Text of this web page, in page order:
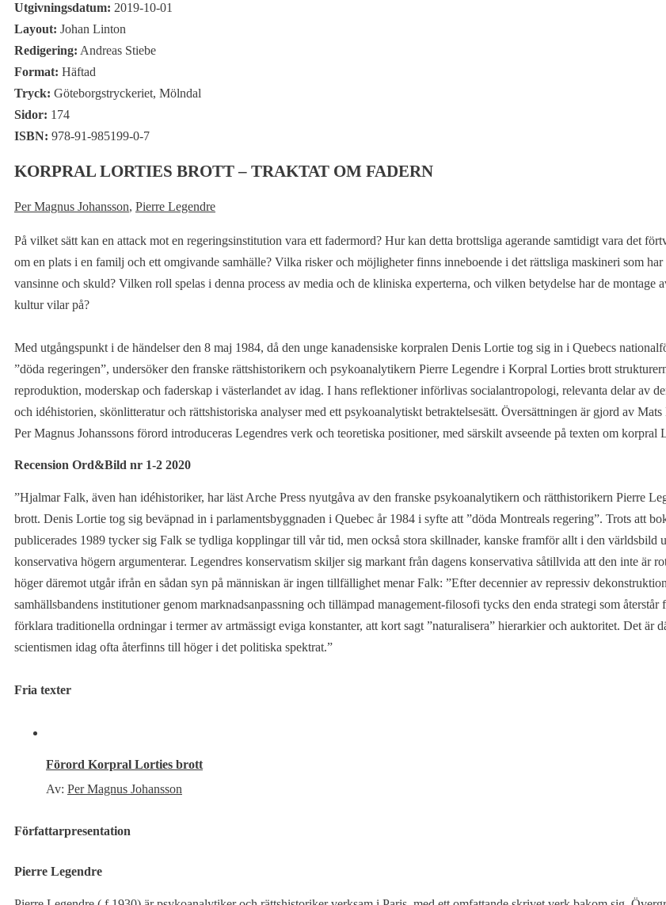
Utgivningsdatum: 2019-10-01
Layout: Johan Linton
Redigering: Andreas Stiebe
Format: Häftad
Tryck: Göteborgstryckeriet, Mölndal
Sidor: 174
ISBN: 978-91-985199-0-7
KORPRAL LORTIES BROTT – TRAKTAT OM FADERN
Per Magnus Johansson, Pierre Legendre
På vilket sätt kan en attack mot en regeringsinstitution vara ett fadermord? Hur kan detta brottsliga agerande samtidigt vara det
om en plats i en familj och ett omgivande samhälle? Vilka risker och möjligheter finns inneboende i det rättsliga maskineri som har
vansinne och skuld? Vilken roll spelas i denna process av media och de kliniska experterna, och vilken betydelse har de montage
kultur vilar på?
Med utgångspunkt i de händelser den 8 maj 1984, då den unge kanadensiske korpralen Denis Lortie tog sig in i Quebecs
”döda regeringen”, undersöker den franske rättshistorikern och psykoanalytikern Pierre Legendre i Korpral Lorties brott
reproduktion, moderskap och faderskap i västerlandet av idag. I hans reflektioner införlivas socialantropologi, relevanta delar av
och idéhistorien, skönlitteratur och rättshistoriska analyser med ett psykoanalytiskt betraktelsesätt. Översättningen är gjord av
Per Magnus Johanssons förord introduceras Legendres verk och teoretiska positioner, med särskilt avseende på texten om korpral
Recension Ord&Bild nr 1-2 2020
”Hjalmar Falk, även han idéhistoriker, har läst Arche Press nyutgåva av den franske psykoanalytikern och rätthistorikern Pierre
brott. Denis Lortie tog sig beväpnad in i parlamentsbyggnaden i Quebec år 1984 i syfte att ”döda Montreals regering”. Trots att
publicerades 1989 tycker sig Falk se tydliga kopplingar till vår tid, men också stora skillnader, kanske framför allt i den världsbild
konservativa högern argumenterar. Legendres konservatism skiljer sig markant från dagens konservativa såtillvida att den inte är
höger däremot utgår ifrån en sådan syn på människan är ingen tillfällighet menar Falk: ”Efter decennier av repressiv
samhällsbandens institutioner genom marknadsanpassning och tillämpad management-filosofi tycks den enda strategi som återstår
förklara traditionella ordningar i termer av artmässigt eviga konstanter, att kort sagt ”naturalisera” hierarkier och auktoritet. Det är
scientismen idag ofta återfinns till höger i det politiska spektrat.”
Fria texter
Förord Korpral Lorties brott
Av: Per Magnus Johansson
Författarpresentation
Pierre Legendre